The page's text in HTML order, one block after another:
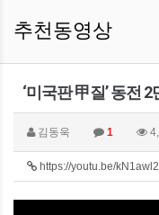
추천동영상
‘미국판 甲질’ 동전
김동욱 1
https://youtu.be/